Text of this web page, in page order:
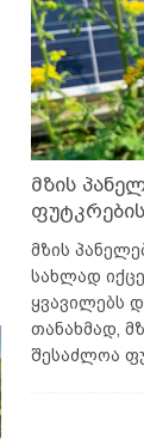
მზის
მზის
სახლად
ყვავილებს
თანახმად,
შესაძლოა